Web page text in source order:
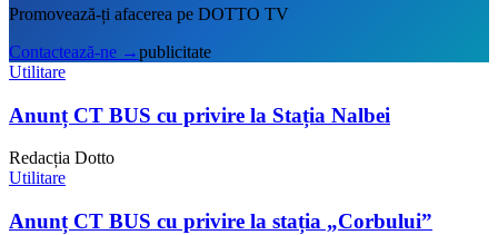
Promovează-ți afacerea pe DOTTO TV
Contactează-ne →publicitate
Utilitare
Anunț CT BUS cu privire la Stația Nalbei
Redacția Dotto
Utilitare
Anunț CT BUS cu privire la stația „Corbului”